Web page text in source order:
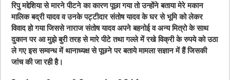
रिपु मद्देशिया से मारने पीटने का कारण पूछा गया तो उन्होंने बताया मेरे मकान
मालिक बद्री यादव व उनके पट्टीदार संतोष यादव के घर से भूमि को लेकर
विवाद हो गया जिससे नाराज संतोष यादव अपने बहनोई व अन्य मित्रो के साथ
दुकान पर आ मुझे बुरी तरह से मारे पीटे तथा गल्ले में रखे विक्री के रुपये को उठा
ले गए इस सम्वन्ध में थानाध्यक्ष से पूछने पर बताये मामला सज्ञान में हैं जिसकी
जांच की जा रही है।